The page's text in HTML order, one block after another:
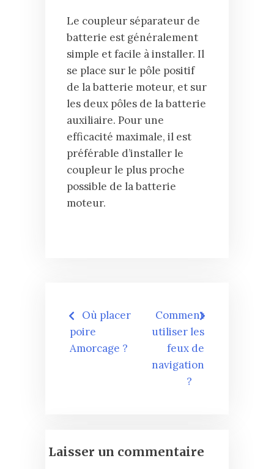
Le coupleur séparateur de
batterie est généralement
simple et facile à installer. Il
se place sur le pôle positif
de la batterie moteur, et sur
les deux pôles de la batterie
auxiliaire. Pour une
efficacité maximale, il est
préférable d’installer le
coupleur le plus proche
possible de la batterie
moteur.
Navigation
de
l’article
Où placer
poire
Amorcage ?
Comment
utiliser les
feux de
navigation
?
Laisser un commentaire